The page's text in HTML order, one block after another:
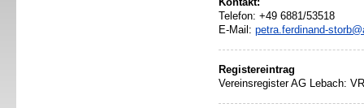
Telefon: +49 6881/53518
E-Mail: petra.ferdinand-
Registereintrag
Vereinsregister AG Lebach: